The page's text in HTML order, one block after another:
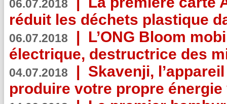
06.07.2018
réduit les déchets plastique
06.07.2018 | L’ONG Bloom
électrique, destructrice des
04.07.2018 | Skavenji,
produire votre propre